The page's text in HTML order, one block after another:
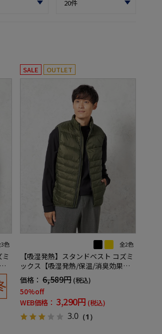
3色
SALE OUTLET
全2色
【吸湿発熱】スタンドベスト コズミ
ックス【吸湿発熱/保温/消臭効果】
中綿 無地 カジュアルアウター リッ
ケンバッカー 秋冬
価格： 6,589円 (税込)
50%off
WEB価格： 3,290円 (税込)
3.0 （1）